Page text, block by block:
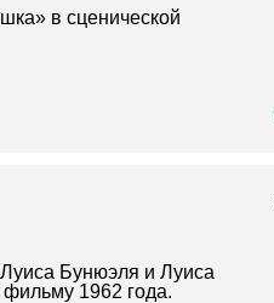
в сценической
Бунюэля и Луиса
1962 года.